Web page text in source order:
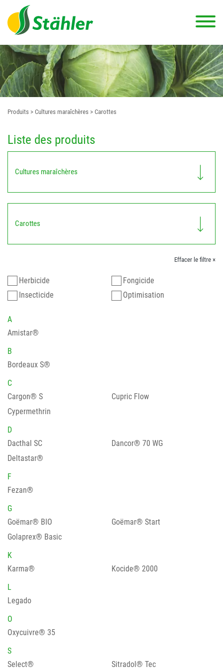
Produits > Cultures maraîchères > Carottes
Liste des produits
Cultures maraîchères
Carottes
Effacer le filtre ×
Herbicide
Fongicide
Insecticide
Optimisation
A
Amistar®
B
Bordeaux S®
C
Cargon® S
Cupric Flow
Cypermethrin
D
Dacthal SC
Dancor® 70 WG
Deltastar®
F
Fezan®
G
Goëmar® BIO
Goëmar® Start
Golaprex® Basic
K
Karma®
Kocide® 2000
L
Legado
O
Oxycuivre® 35
S
Select®
Sitradol® Tec